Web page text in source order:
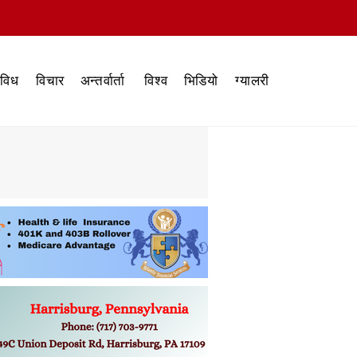
विचार अन्तर्वार्ता विश्व भिडियो ग्यालरी